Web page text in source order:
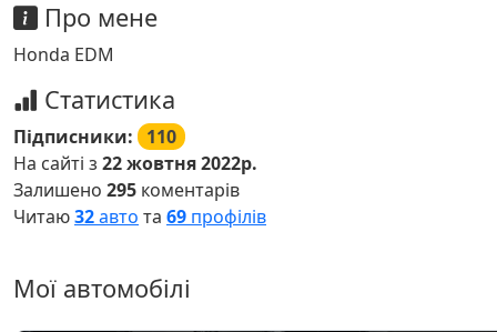
Про мене
Honda EDM
Статистика
Підписники:
110
На сайті з 22 жовтня 2022р.
Залишено 295 коментарів
Читаю32авто та 69 профілів
Мої автомобілі